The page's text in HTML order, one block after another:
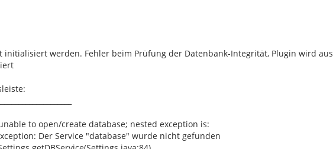
initialisiert werden. Fehler beim Prüfung der Datenbank-Integrität, Plugin wird aus
to open/create database; nested exception is:
Der Service "database" wurde nicht gefunden